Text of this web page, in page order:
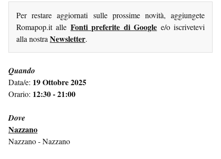
Per restare aggiornati sulle prossime novità, aggiungete
Romapop.it alle Fonti preferite di Google e/o iscrivetevi
alla nostra Newsletter.
Quando
Data/e: 19 Ottobre 2025
Orario: 12:30 - 21:00
Dove
Nazzano
Nazzano - Nazzano